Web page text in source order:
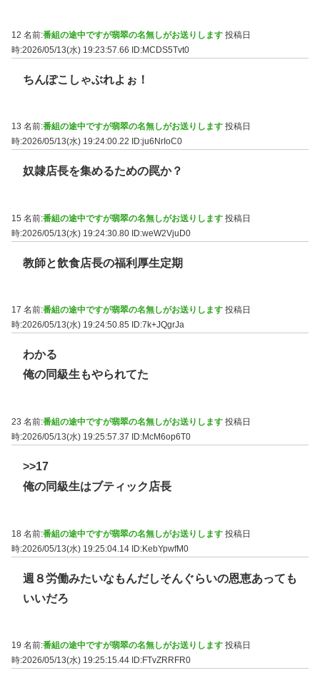
12 名前:番組の途中ですが翡翠の名無しがお送りします 投稿日
時:2026/05/13(水) 19:23:57.66 ID:MCDS5Tvt0
ちんぽこしゃぶれよぉ！
13 名前:番組の途中ですが翡翠の名無しがお送りします 投稿日
時:2026/05/13(水) 19:24:00.22
ID:ju6NrIoC0
奴隷店長を集めるための罠か？
15 名前:番組の途中ですが翡翠の名無しがお送りします 投稿日
時:2026/05/13(水) 19:24:30.80 ID:weW2VjuD0
教師と飲食店長の福利厚生定期
17 名前:番組の途中ですが翡翠の名無しがお送りします 投稿日
時:2026/05/13(水) 19:24:50.85
ID:7k+JQgrJa
わかる
俺の同級生もやられてた
23 名前:番組の途中ですが翡翠の名無しがお送りします 投稿日
時:2026/05/13(水) 19:25:57.37
ID:McM6op6T0
>>17
俺の同級生はブティック店長
18 名前:番組の途中ですが翡翠の名無しがお送りします 投稿日
時:2026/05/13(水) 19:25:04.14 ID:KebYpwfM0
週８労働みたいなもんだしそんぐらいの恩恵あっても
いいだろ
19 名前:番組の途中ですが翡翠の名無しがお送りします 投稿日
時:2026/05/13(水) 19:25:15.44 ID:FTvZRRFR0